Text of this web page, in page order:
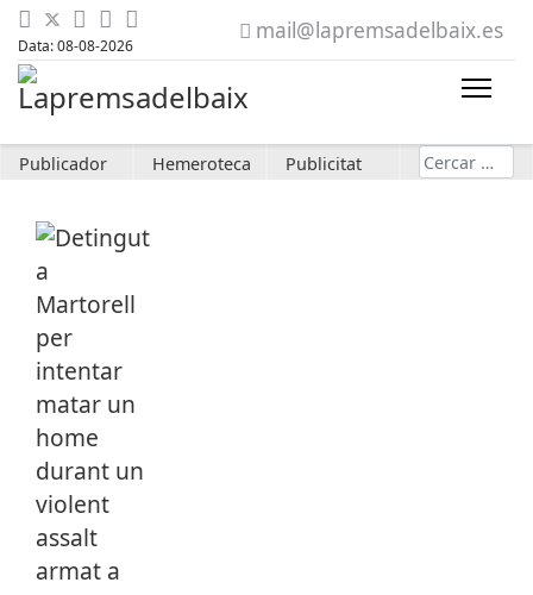
Data: 08-08-2026
mail@lapremsadelbaix.es
Publicador Hemeroteca Publicitat Cerca